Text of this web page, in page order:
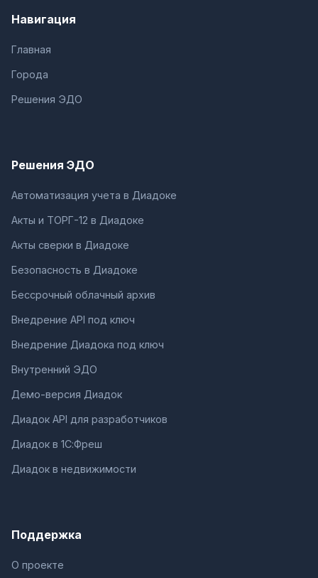
Навигация
Главная
Города
Решения ЭДО
Решения ЭДО
Автоматизация учета в Диадоке
Акты и ТОРГ-12 в Диадоке
Акты сверки в Диадоке
Безопасность в Диадоке
Бессрочный облачный архив
Внедрение API под ключ
Внедрение Диадока под ключ
Внутренний ЭДО
Демо-версия Диадок
Диадок API для разработчиков
Диадок в 1С:Фреш
Диадок в недвижимости
Поддержка
О проекте